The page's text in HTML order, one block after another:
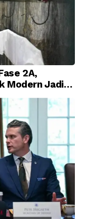
2A,
Modern Jadi